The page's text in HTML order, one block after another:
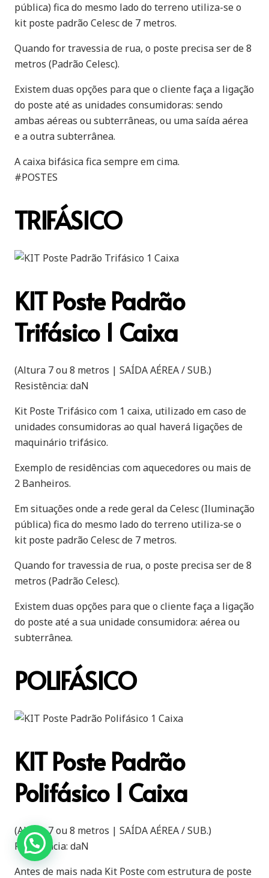
pública) fica do mesmo lado do terreno utiliza-se o
kit poste padrão Celesc de 7 metros.
Quando for travessia de rua, o poste precisa ser de 8
metros (Padrão Celesc).
Existem duas opções para que o cliente faça a ligação
do poste até as unidades consumidoras: sendo
ambas aéreas ou subterrâneas, ou uma saída aérea
e a outra subterrânea.
A caixa bifásica fica sempre em cima.
#POSTES
TRIFÁSICO
KIT Poste Padrão
Trifásico 1 Caixa
(Altura 7 ou 8 metros | SAÍDA AÉREA / SUB.)
Resistência: daN
Kit Poste Trifásico com 1 caixa, utilizado em caso de
unidades consumidoras ao qual haverá ligações de
maquinário trifásico.
Exemplo de residências com aquecedores ou mais de
2 Banheiros.
Em situações onde a rede geral da Celesc (Iluminação
pública) fica do mesmo lado do terreno utiliza-se o
kit poste padrão Celesc de 7 metros.
Quando for travessia de rua, o poste precisa ser de 8
metros (Padrão Celesc).
Existem duas opções para que o cliente faça a ligação
do poste até a sua unidade consumidora: aérea ou
subterrânea.
POLIFÁSICO
KIT Poste Padrão
Polifásico 1 Caixa
(Altura 7 ou 8 metros | SAÍDA AÉREA / SUB.)
Resistência: daN
Antes de mais nada Kit Poste com estrutura de poste